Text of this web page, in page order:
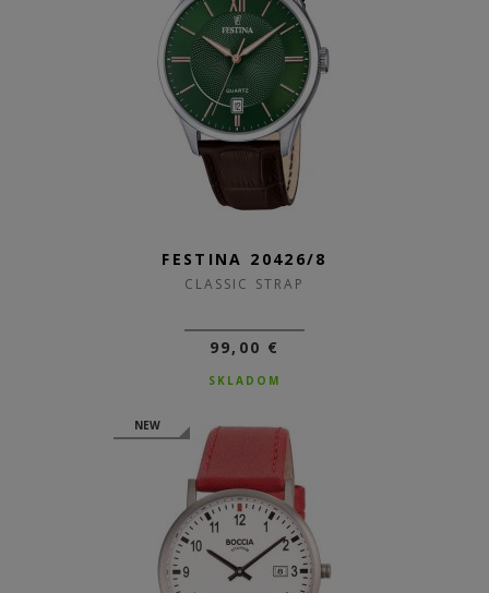
FESTINA 20426/8
CLASSIC STRAP
99,00 €
SKLADOM
NEW